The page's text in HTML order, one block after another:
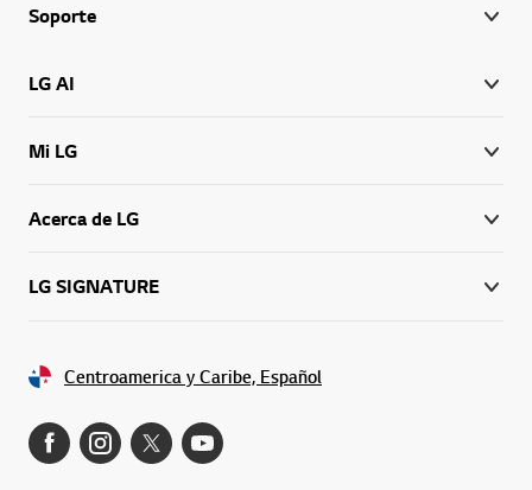
Soporte
LG AI
Mi LG
Acerca de LG
LG SIGNATURE
Centroamerica y Caribe, Español